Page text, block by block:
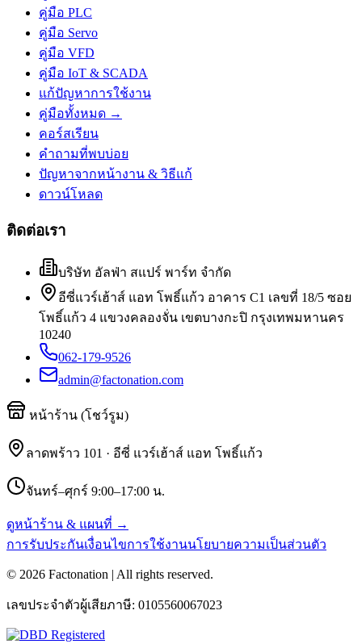
คู่มือ PLC
คู่มือ Servo
คู่มือ VFD
คู่มือ IoT & SCADA
แก้ปัญหาการใช้งาน
คู่มือทั้งหมด →
คอร์สเรียน
คำถามที่พบบ่อย
ปัญหาจากหน้างาน & วิธีแก้
ดาวน์โหลด
ติดต่อเรา
บริษัท อัลฟ่า สแปร์ พาร์ท จำกัด
อีซี่แวร์เฮ้าส์ แอท โพธิ์แก้ว อาคาร C1 เลขที่ 18/5 ซอย
โพธิ์แก้ว 4 แขวงคลองจั่น เขตบางกะปิ กรุงเทพมหานคร
10240
062-179-9526
admin@factonation.com
หน้าร้าน (โชว์รูม)
ลาดพร้าว 101 · อีซี่ แวร์เฮ้าส์ แอท โพธิ์แก้ว
จันทร์–ศุกร์ 9:00–17:00 น.
ดูหน้าร้าน & แผนที่ →
การรับประกันเงื่อนไขการใช้งานนโยบายความเป็นส่วนตัว
© 2026 Factonation | All rights reserved.
เลขประจำตัวผู้เสียภาษี: 0105560067023